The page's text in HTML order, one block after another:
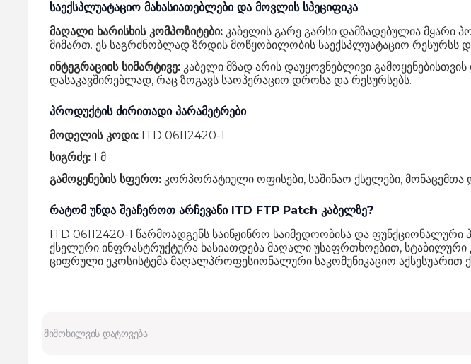
საექსპლუატაციო მახასიათებლები და მოვლის სპეციფიკა
მაღალი ხარისხის კომპოზიტები: კაბელის გარე გარსი დამზადებულია მყარი
მიმართ. ეს საგრძნობლად ზრდის მოწყობილობის საექსპლუატაციო რესურსს
ინტეგრაციის სიმარტივე: კაბელი მზად არის დაუყოვნებლივი
დასაკავშირებლად, რაც ზოგავს საოპერაციო დროსა და რესურსებს.
პროდუქტის ძირითადი პარამეტრები
მოდელის კოდი: ITD 06112420-1
სიგრძე: 1 მ
გამოყენების სფერო: კორპორატიული ოფისები, საშინაო ქსელები,
რატომ უნდა შეაჩეროთ არჩევანი ITD FTP Patch კაბელზე?
ITD 06112420-1 წარმოადგენს საინჟინრო საიმედოობისა და
ქსელური ინფრასტრუქტურა ხასიათდება მაღალი უსაფრთხოებით, სტაბილური
ციფრული ეკოსისტემა მაღალპროფესიონალური საკომუნიკაციო აქსესუარით